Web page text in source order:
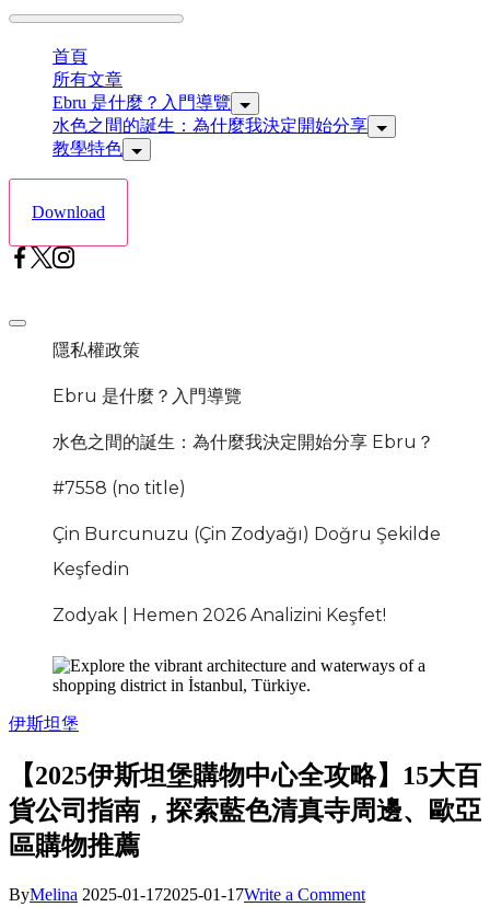
content
首頁
所有文章
Ebru 是什麼？入門導覽
水色之間的誕生：為什麼我決定開始分享
教學特色
Download
Offcanvas
隱私權政策
Ebru 是什麼？入門導覽
水色之間的誕生：為什麼我決定開始分享 Ebru？
#7558 (no title)
Çin Burcunuzu (Çin Zodyağı) Doğru Şekilde
Keşfedin
Zodyak | Hemen 2026 Analizini Keşfet!
伊斯坦堡
【2025伊斯坦堡購物中心全攻略】15大百
貨公司指南，探索藍色清真寺周邊、歐亞
區購物推薦
ByMelina 2025-01-172025-01-17Write a Commenton